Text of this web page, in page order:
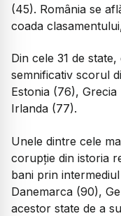
(45). România se
coada
Din cele 31 de
semnificativ scorul
Estonia (76),
Irlanda (77).
Unele dintre cele
corupție din istoria
bani prin
Danemarca (90),
acestor state de a